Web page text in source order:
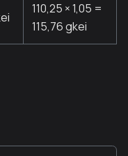
110,25 × 1,05 =
115,76 gkei